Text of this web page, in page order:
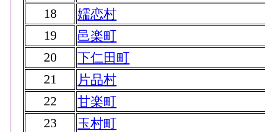
18
嬬恋村
19
邑楽町
20
下仁田町
21
片品村
22
甘楽町
23
玉村町